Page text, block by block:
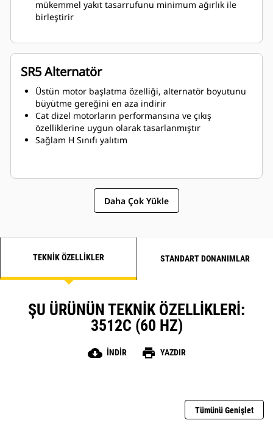
mükemmel yakıt tasarrufunu minimum ağırlık ile
birleştirir
SR5 Alternatör
Üstün motor başlatma özelliği, alternatör boyutunu
büyütme gereğini en aza indirir
Cat dizel motorların performansına ve çıkış
özelliklerine uygun olarak tasarlanmıştır
Sağlam H Sınıfı yalıtım
Daha Çok Yükle
TEKNIK ÖZELLIKLER STANDART DONANIMLAR
ŞU ÜRÜNÜN TEKNIK ÖZELLIKLERI:
3512C (60 HZ)
cloud_download İNDIR print YAZDIR
Tümünü Genişlet